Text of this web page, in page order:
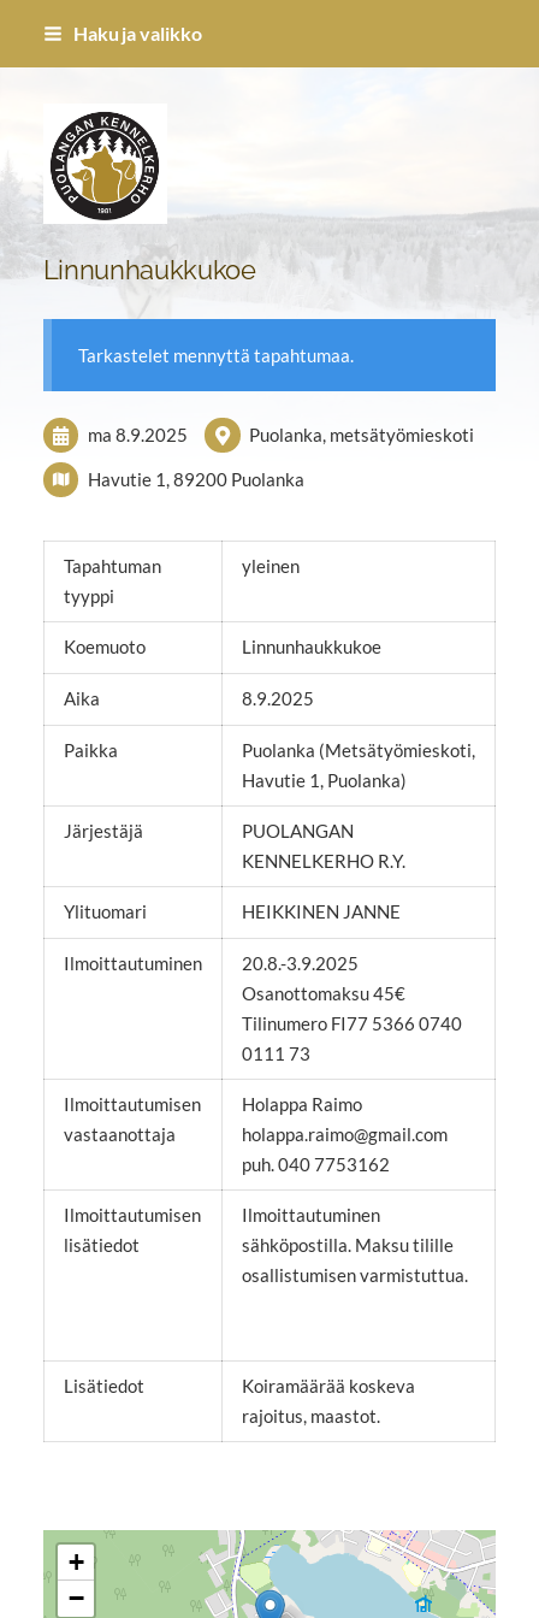
Siirry
Haku ja valikko
Puolangan Kennel-kerho ry
Linnunhaukkukoe
Tarkastelet mennyttä tapahtumaa.
ma 8.9.2025 Puolanka, metsätyömieskoti
Havutie 1, 89200 Puolanka
Tapahtuman
tyyppi
yleinen
Koemuoto Linnunhaukkukoe
Aika 8.9.2025
Paikka
Puolanka (Metsätyömieskoti,
Havutie 1, Puolanka)
Järjestäjä
PUOLANGAN
KENNELKERHO R.Y.
Ylituomari HEIKKINEN JANNE
Ilmoittautuminen
20.8.-3.9.2025
Osanottomaksu 45€
Tilinumero FI77 5366 0740
0111 73
Ilmoittautumisen
vastaanottaja
Holappa Raimo
holappa.raimo@gmail.com
puh. 040 7753162
Ilmoittautumisen
lisätiedot
Ilmoittautuminen
sähköpostilla. Maksu tilille
osallistumisen varmistuttua.
Lisätiedot
Koiramäärää koskeva
rajoitus, maastot.
+
−